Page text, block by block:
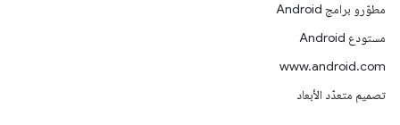
مطوّرو برامج Android
مستودع Android
www.android.com
تصميم متعدّد الأبعاد